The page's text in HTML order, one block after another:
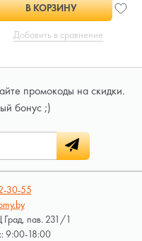
В КОРЗИНУ
Добавить в сравнение
промокоды на скидки.
бонус ;)
30-55
пав. 231/1
9:00-18:00